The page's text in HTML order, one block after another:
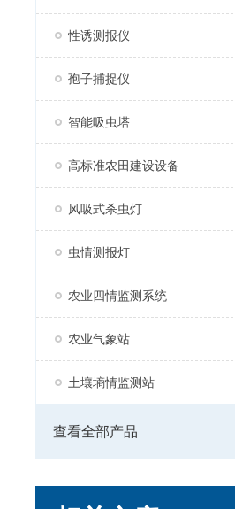
性诱测报仪
孢子捕捉仪
智能吸虫塔
高标准农田建设设备
风吸式杀虫灯
虫情测报灯
农业四情监测系统
农业气象站
土壤墒情监测站
查看全部产品